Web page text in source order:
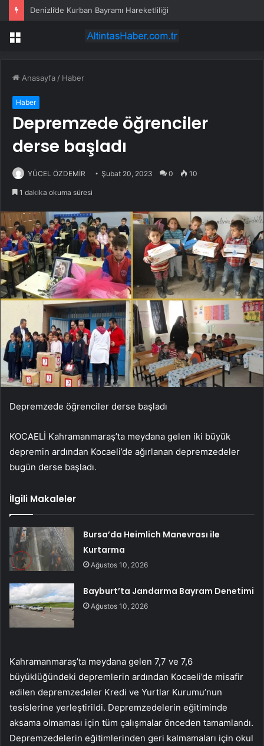
Denizli’de Kurban Bayramı Hareketliliği
Menü
Anasayfa / Haber
Haber
Depremzede öğrenciler
derse başladı
YÜCEL ÖZDEMİR Şubat 20, 2023 0 10
1 dakika okuma süresi
Depremzede öğrenciler derse başladı
KOCAELİ Kahramanmaraş’ta meydana gelen iki büyük
depremin ardından Kocaeli’de ağırlanan depremzedeler
bugün derse başladı.
İlgili Makaleler
Bursa’da Heimlich Manevrası ile
Kurtarma
Ağustos 10, 2026
Bayburt’ta Jandarma Bayram Denetimi
Ağustos 10, 2026
Kahramanmaraş’ta meydana gelen 7,7 ve 7,6
büyüklüğündeki depremlerin ardından Kocaeli’de misafir
edilen depremzedeler Kredi ve Yurtlar Kurumu’nun
tesislerine yerleştirildi. Depremzedelerin eğitiminde
aksama olmaması için tüm çalışmalar önceden tamamlandı.
Depremzedelerin eğitimlerinden geri kalmamaları için okul